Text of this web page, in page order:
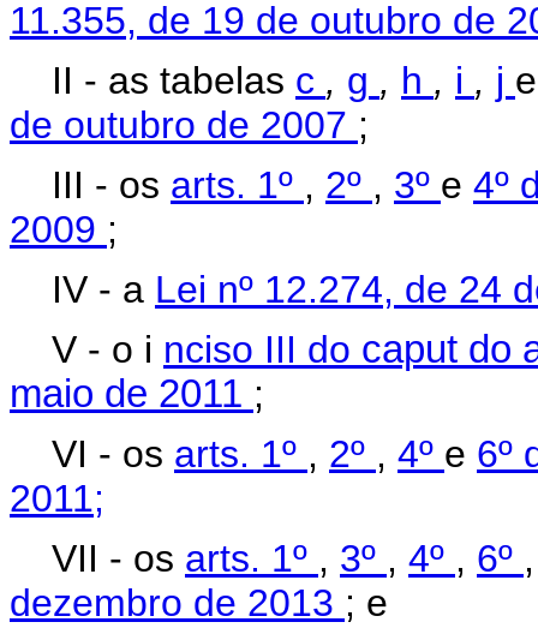
11.355, de 19 de outubro de
II - as tabelas c , g , h , i , j
de outubro de 2007 ;
III - os arts. 1º , 2º , 3º e 4º
2009 ;
IV - a Lei nº 12.274, de 24
V - o i nciso III do caput do
maio de 2011 ;
VI - os arts. 1º , 2º , 4º e 6º
2011;
VII - os arts. 1º , 3º , 4º , 6º
dezembro de 2013 ; e